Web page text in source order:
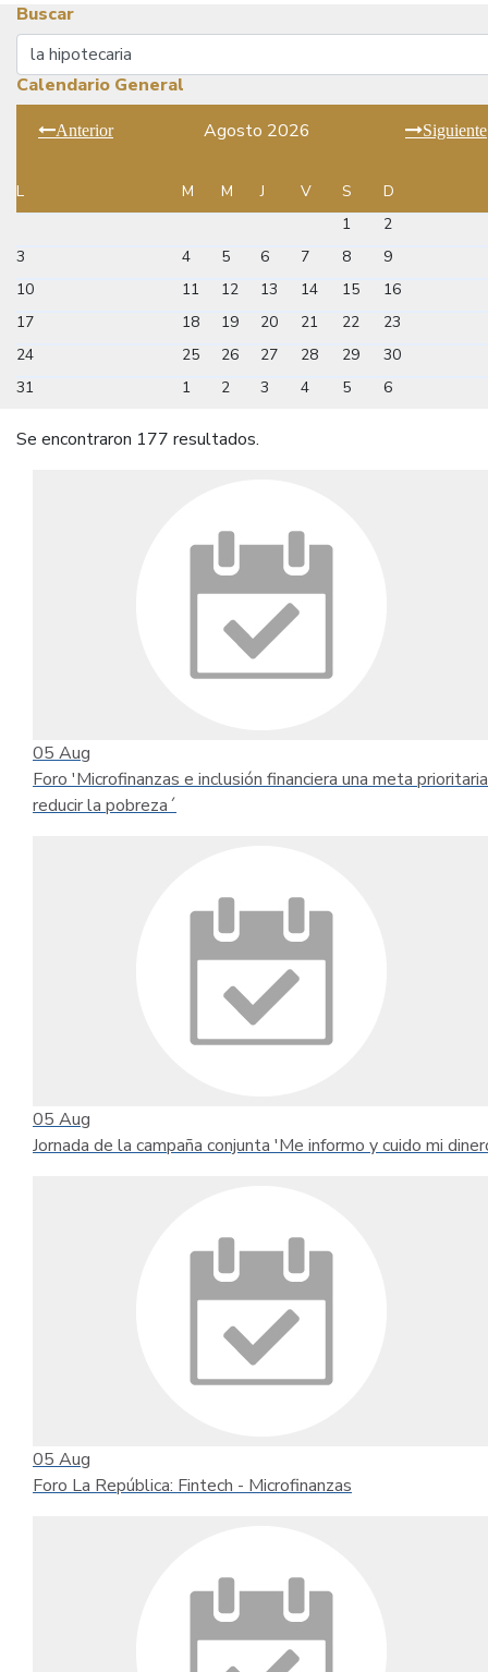
Buscar
Buscar
Calendario General
Anterior Agosto 2026 Siguiente
L M M J V S
D
1
2
3
4 5 6 7 8
9
10
11 12 13 14 15
16
17
18 19 20 21 22
23
24
25 26 27 28 29
30
31
1 2 3 4 5 6
Se encontraron 177 resultados.
05 Aug
Foro 'Microfinanzas e inclusión financiera una meta
reducir la pobreza´
05 Aug
Jornada de la campaña conjunta 'Me informo y cuido mi
05 Aug
Foro La República: Fintech - Microfinanzas